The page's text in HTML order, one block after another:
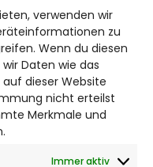
verwenden wir
zu
Wenn du diesen
Daten wie das
dieser Website
nicht erteilst
Merkmale und
Immer aktiv